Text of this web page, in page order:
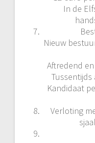
In de
Nieuw
Aftredend
Tussentijds
Kandidaat
Verloting